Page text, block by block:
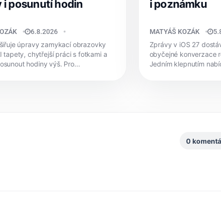
i posunutí hodin
6.8.2026
úpravy zamykací obrazovky
tapety, chytřejší práci s fotkami a
hodiny výš. Pro...
i poznámku
MATYÁŠ KOZÁK
Zprávy v iOS 27
obyčejné konverzace
Jedním klepnutím
0